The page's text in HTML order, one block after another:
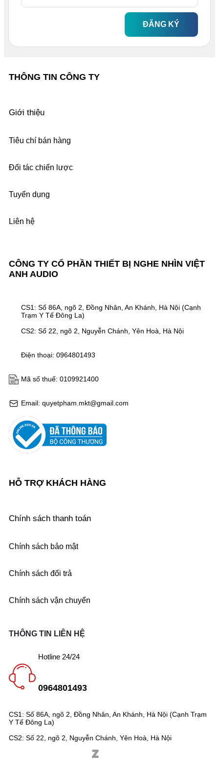
ĐĂNG KÝ
CÔNG TY CỔ PHẦN THIẾT BỊ NGHE NHÌN VIỆT
ANH AUDIO
Email: quyetpham.mkt@gmail.com
Mã số thuế: 0109921400
Điện thoại: 0964801493
CS1: Số 86A, ngõ 2, Đồng Nhân, An Khánh, Hà Nội (Cạnh
Trạm Y Tế Đông La)
CS2: Số 22, ngõ 2, Nguyễn Chánh, Yên Hoà, Hà Nội
THÔNG TIN CÔNG TY
Giới thiệu
Tiêu chí bán hàng
Đối tác chiến lược
Tuyển dụng
Liên hệ
HỖ TRỢ KHÁCH HÀNG
Chính sách thanh toán
Chính sách bảo mật
Chính sách đổi trả
Chính sách vận chuyển
CS1: Số 86A, ngõ 2, Đồng Nhân, An Khánh, Hà Nội (Cạnh Trạm
Y Tế Đông La)
CS2: Số 22, ngõ 2, Nguyễn Chánh, Yên Hoà, Hà Nội
THÔNG TIN LIÊN HỆ
Hotline 24/24
0964801493